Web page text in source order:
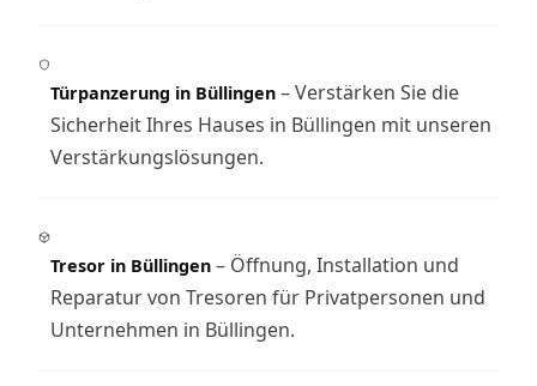
Türpanzerung in Büllingen – Verstärken Sie die
Sicherheit Ihres Hauses in Büllingen mit unseren
Verstärkungslösungen.
Tresor in Büllingen– Öffnung, Installation und
Reparatur von Tresoren für Privatpersonen und
Unternehmen in Büllingen.